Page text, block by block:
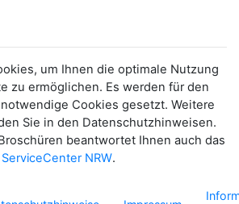
um Ihnen die optimale Nutzung
zu ermöglichen. Es werden für den
Cookies gesetzt. Weitere
Sie in den Datenschutzhinweisen.
beantwortet Ihnen auch das
ServiceCenter NRW.